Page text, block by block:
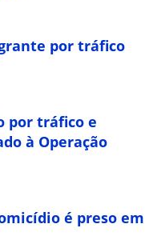
por tráfico
por tráfico e
à Operação
é preso em